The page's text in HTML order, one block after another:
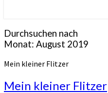
Durchsuchen nach
Monat: August 2019
Mein kleiner Flitzer
Mein kleiner Flitzer